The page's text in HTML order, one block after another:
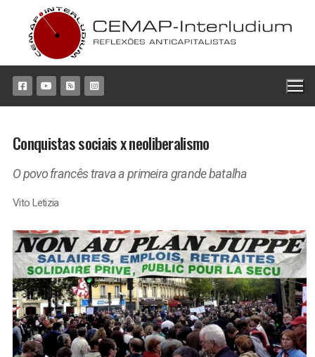
conteúdo
Conquistas sociais x neoliberalismo
O povo francês trava a primeira grande batalha
Vito Letizia